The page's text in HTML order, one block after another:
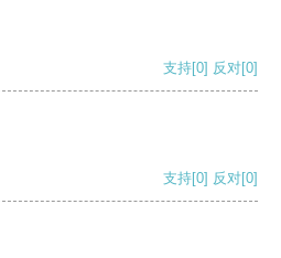
支持[0] 反对[0]
支持[0] 反对[0]